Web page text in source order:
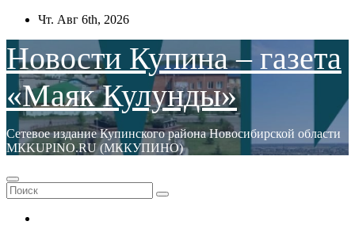
Перейти
содержимому
Чт. Авг 6th, 2026
Новости Купина – газета
«Маяк Кулунды»
Сетевое издание Купинского района Новосибирской области
МКKUPINO.RU (МККУПИНО)